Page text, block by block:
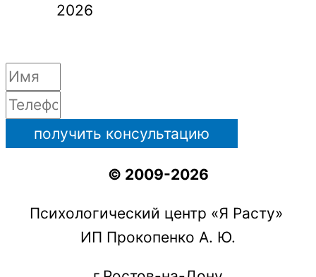
2026
получить консультацию
© 2009-2026
Психологический центр «Я Расту»
ИП Прокопенко А. Ю.